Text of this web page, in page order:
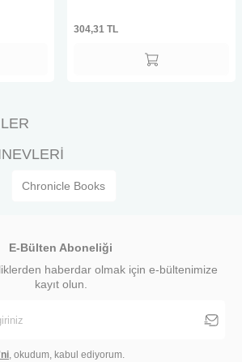
304,31 TL
Chronicle Books
E-Bülten Aboneliği
haberdar olmak için e-bültenimize
kayıt olun.
, okudum, kabul ediyorum.